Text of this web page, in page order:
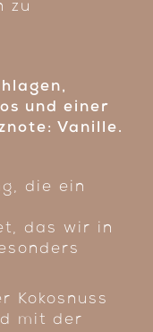
zu
und einer
Vanille.
die ein
das wir in
Kokosnuss
mit der